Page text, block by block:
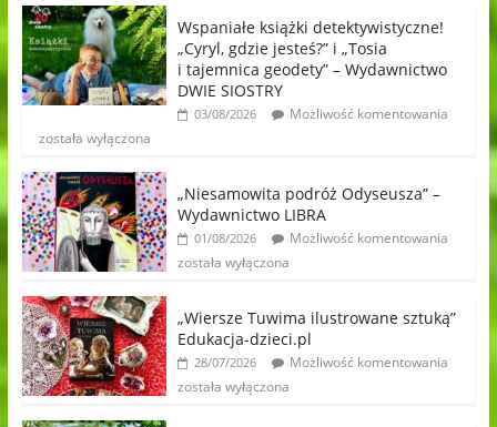
Wspaniałe książki detektywistyczne!
„Cyryl, gdzie jesteś?” i „Tosia
i tajemnica geodety” – Wydawnictwo
DWIE SIOSTRY
03/08/2026
Możliwość komentowania
została wyłączona
„Niesamowita podróż Odyseusza” –
Wydawnictwo LIBRA
01/08/2026
Możliwość komentowania
została wyłączona
„Wiersze Tuwima ilustrowane sztuką”
Edukacja-dzieci.pl
28/07/2026
Możliwość komentowania
została wyłączona